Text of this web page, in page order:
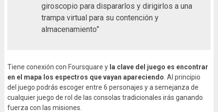
giroscopio para dispararlos y dirigirlos a una
trampa virtual para su contención y
almacenamiento”
Tiene conexión con Foursquare y la clave del juego es encontrar
en el mapa los espectros que vayan apareciendo . Al principio
del juego podrás escoger entre 6 personajes y a semejanza de
cualquier juego de rol de las consolas tradicionales irás ganando
fuerza con las misiones.